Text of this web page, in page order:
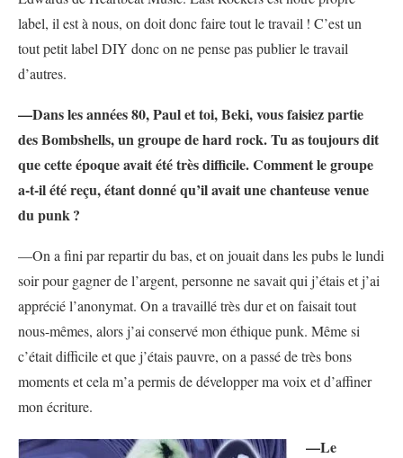
label, il est à nous, on doit donc faire tout le travail ! C’est un
tout petit label DIY donc on ne pense pas publier le travail
d’autres.
—Dans les années 80, Paul et toi, Beki, vous faisiez partie
des Bombshells, un groupe de hard rock. Tu as toujours dit
que cette époque avait été très difficile. Comment le groupe
a-t-il été reçu, étant donné qu’il avait une chanteuse venue
du punk?
—On a fini par repartir du bas, et on jouait dans les pubs le lundi
soir pour gagner de l’argent, personne ne savait qui j’étais et j’ai
apprécié l’anonymat. On a travaillé très dur et on faisait tout
nous-mêmes, alors j’ai conservé mon éthique punk. Même si
c’était difficile et que j’étais pauvre, on a passé de très bons
moments et cela m’a permis de développer ma voix et d’affiner
mon écriture.
—Le